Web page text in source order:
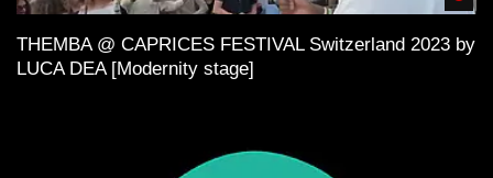
THEMBA @ CAPRICES FESTIVAL Switzerland 2023 by
LUCA DEA [Modernity stage]